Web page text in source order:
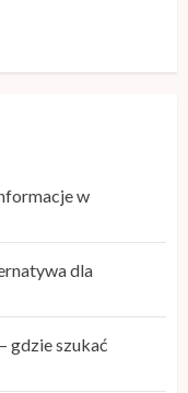
w
dla
gdzie szukać